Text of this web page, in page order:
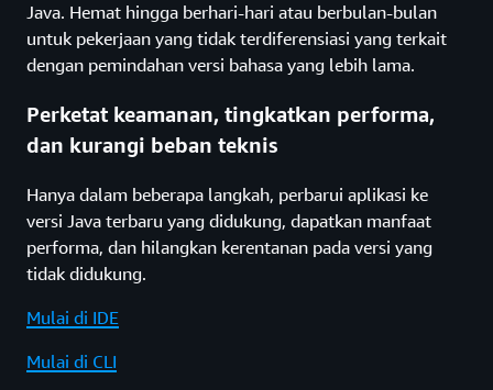
Java. Hemat hingga berhari-hari atau berbulan-bulan
untuk pekerjaan yang tidak terdiferensiasi yang terkait
dengan pemindahan versi bahasa yang lebih lama.
Perketat keamanan, tingkatkan performa,
dan kurangi beban teknis
Hanya dalam beberapa langkah, perbarui aplikasi ke
versi Java terbaru yang didukung, dapatkan manfaat
performa, dan hilangkan kerentanan pada versi yang
tidak didukung.
Mulai di IDE
Mulai di CLI